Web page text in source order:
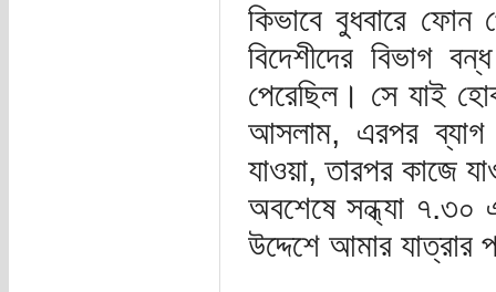
কিভাবে বুধবারে ফোন
বিদেশীদের বিভাগ
পেরেছিল। সে যাই
আসলাম, এরপর ব্যাগ
যাওয়া, তারপর কাজে
অবশেষে সন্ধ্যা ৭.৩০
উদ্দেশে আমার